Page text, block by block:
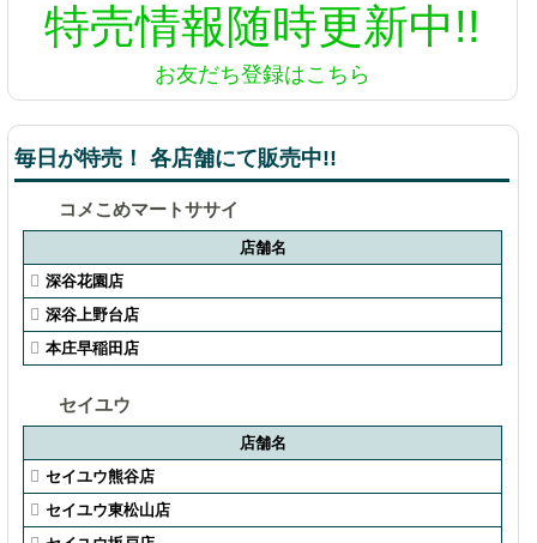
特売情報随時更新中!!
お友だち登録はこちら
毎日が特売！ 各店舗にて販売中!!
コメこめマートササイ
店舗名
深谷花園店
深谷上野台店
本庄早稲田店
セイユウ
店舗名
セイユウ熊谷店
セイユウ東松山店